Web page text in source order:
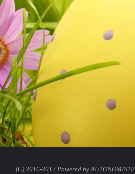
(C) 2016-2017 Powered by AUTONOMISTE